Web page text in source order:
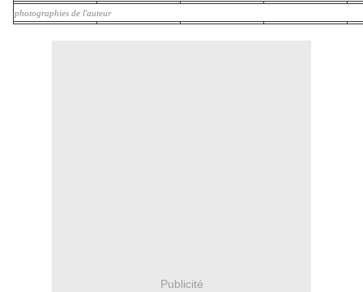
photographies de l'auteur
Publicité